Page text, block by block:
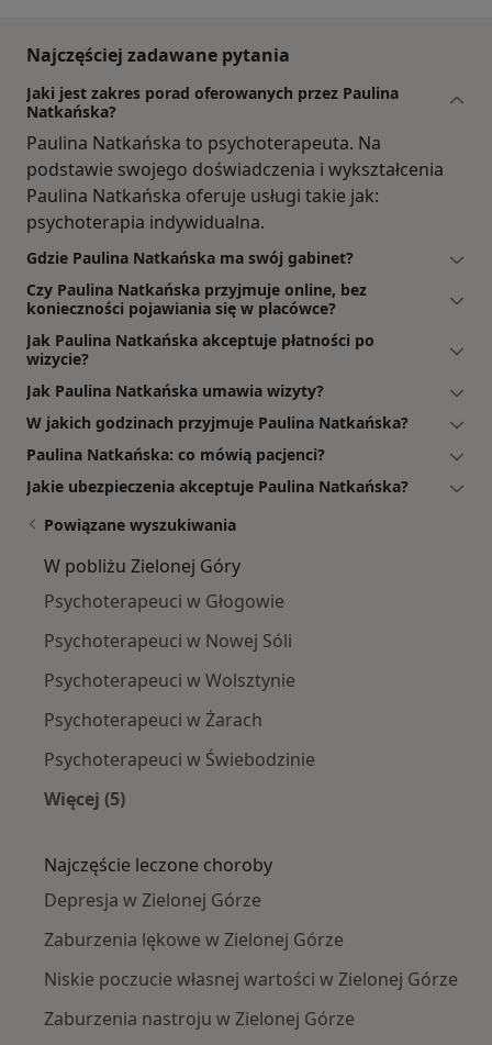
Najczęściej zadawane pytania
Jaki jest zakres porad oferowanych przez Paulina
Natkańska?
Paulina Natkańska to psychoterapeuta. Na
podstawie swojego doświadczenia i wykształcenia
Paulina Natkańska oferuje usługi takie jak:
psychoterapia indywidualna.
Gdzie Paulina Natkańska ma swój gabinet?
Czy Paulina Natkańska przyjmuje online, bez
konieczności pojawiania się w placówce?
Jak Paulina Natkańska akceptuje płatności po
wizycie?
Jak Paulina Natkańska umawia wizyty?
W jakich godzinach przyjmuje Paulina Natkańska?
Paulina Natkańska: co mówią pacjenci?
Jakie ubezpieczenia akceptuje Paulina Natkańska?
Powiązane wyszukiwania
W pobliżu Zielonej Góry
Psychoterapeuci w Głogowie
Psychoterapeuci w Nowej Sóli
Psychoterapeuci w Wolsztynie
Psychoterapeuci w Żarach
Psychoterapeuci w Świebodzinie
Więcej (5)
Najczęście leczone choroby
Depresja w Zielonej Górze
Zaburzenia lękowe w Zielonej Górze
Niskie poczucie własnej wartości w Zielonej Górze
Zaburzenia nastroju w Zielonej Górze